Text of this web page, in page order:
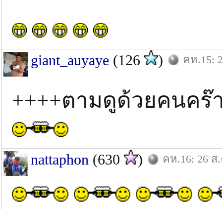
giant_auyaye (126 ) คห.15:
++++ตามดูด้วยคนคร๊
nattaphon (630 ) คห.16: 26 ส